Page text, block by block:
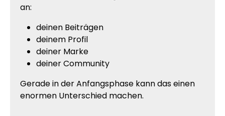
an:
deinen Beiträgen
deinem Profil
deiner Marke
deiner Community
Gerade in der Anfangsphase kann das einen
enormen Unterschied machen.